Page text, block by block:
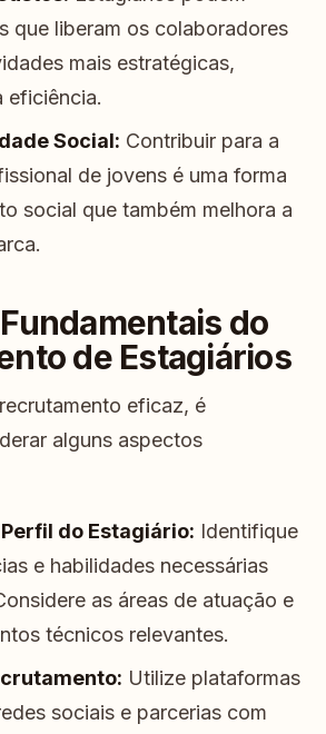
que liberam os colaboradores
mais estratégicas,
eficiência.
Social: Contribuir para a
de jovens é uma forma
social que também melhora a
do
de Estagiários
eficaz, é
alguns aspectos
do Estagiário: Identifique
e habilidades necessárias
as áreas de atuação e
técnicos relevantes.
Utilize plataformas
sociais e parcerias com